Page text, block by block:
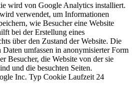
wird von Google Analytics installiert.
verwendet, um Informationen
wie Besucher eine Website
bei der Erstellung eines
über den Zustand der Website. Die
Daten umfassen in anonymisierter Form
Besucher, die Website von der sie
und die besuchten Seiten.
Inc. Typ Cookie Laufzeit 24